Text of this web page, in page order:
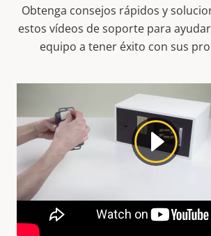
Obtenga consejos rápidos y
estos vídeos de soporte para
equipo a tener éxito con sus